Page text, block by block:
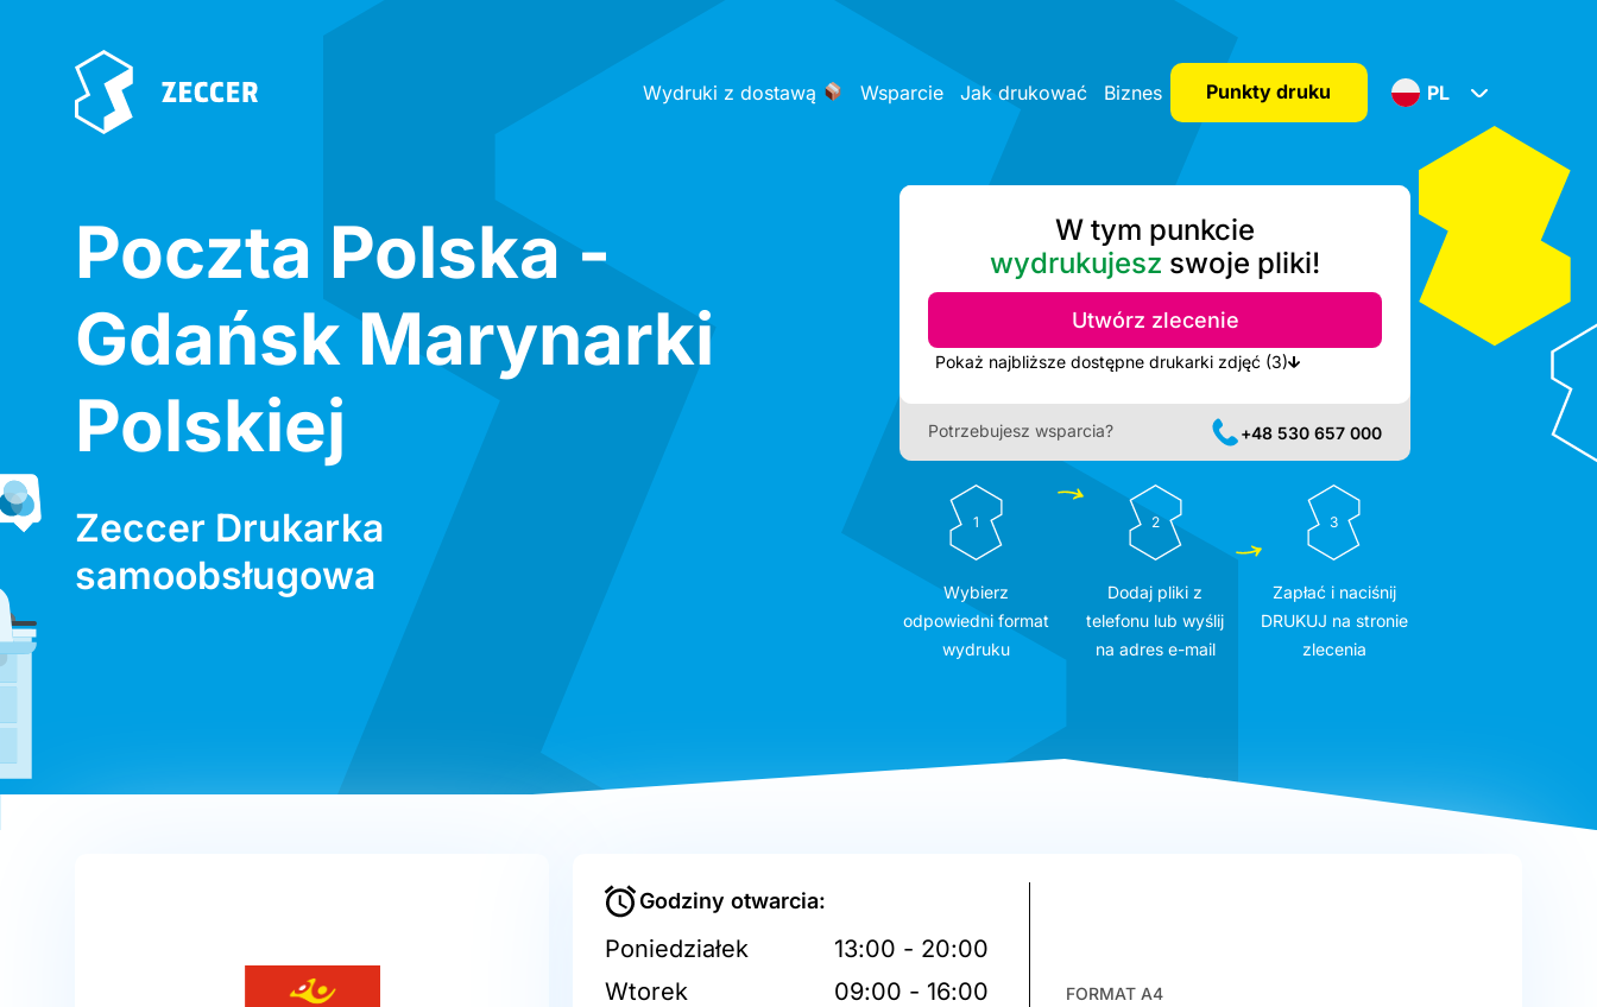
Wydruki z dostawą Wsparcie Jak drukować Biznes Punkty druku PL
Poczta Polska -
Gdańsk Marynarki
Polskiej
Zeccer Drukarka
samoobsługowa
W tym punkcie
wydrukujesz swoje pliki!
Utwórz zlecenie
Pokaż najbliższe dostępne drukarki zdjęć (3)
Potrzebujesz wsparcia? +48 530 657 000
1
Wybierz
odpowiedni format
wydruku
2
Dodaj pliki z
telefonu lub wyślij
na adres e-mail
3
Zapłać i naciśnij
DRUKUJ na stronie
zlecenia
Godziny otwarcia:
Poniedziałek
13:00 - 20:00
Wtorek
09:00 - 16:00
FORMAT A4